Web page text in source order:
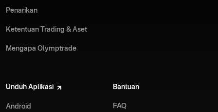
Penarikan
Ketentuan Trading & Aset
Mengapa Olymptrade
Unduh Aplikasi
Android
Bantuan
FAQ